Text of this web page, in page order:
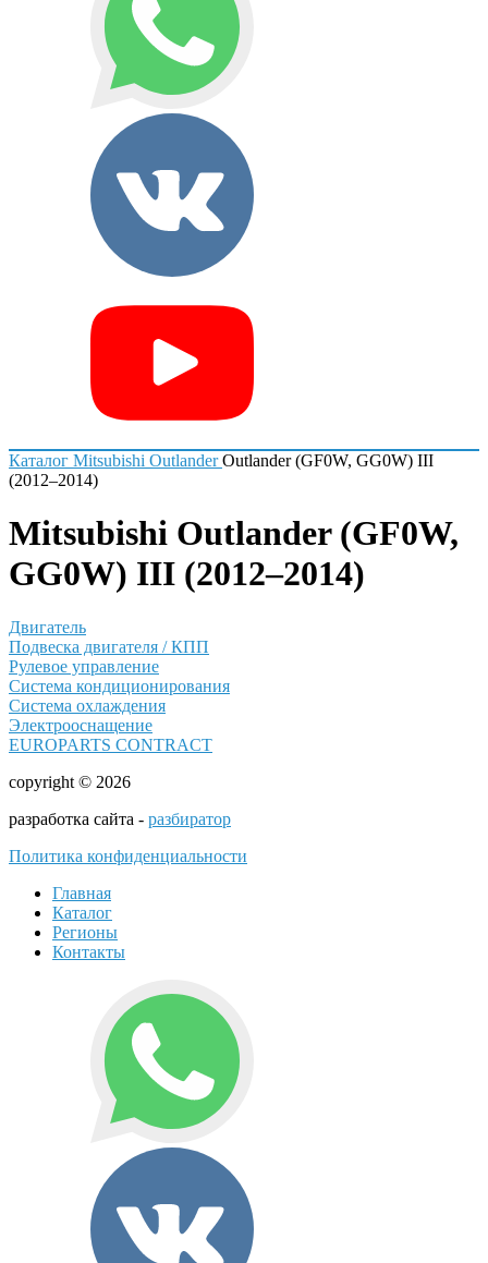
Каталог Mitsubishi Outlander Outlander (GF0W, GG0W) III
(2012–2014)
Mitsubishi Outlander (GF0W,
GG0W) III (2012–2014)
Двигатель
Подвеска двигателя / КПП
Рулевое управление
Система кондиционирования
Система охлаждения
Электрооснащение
EUROPARTS CONTRACT
copyright © 2026
разработка сайта - разбиратор
Политика конфиденциальности
Главная
Каталог
Регионы
Контакты